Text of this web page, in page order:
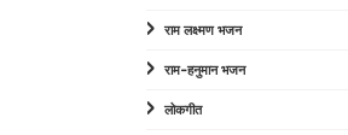
राम लक्ष्मण भजन
राम-हनुमान भजन
लोकगीत